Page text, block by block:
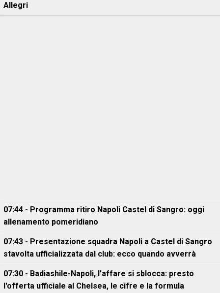
Allegri
07:44 - Programma ritiro Napoli Castel di Sangro: oggi
allenamento pomeridiano
07:43 - Presentazione squadra Napoli a Castel di Sangro
stavolta ufficializzata dal club: ecco quando avverrà
07:30 - Badiashile-Napoli, l'affare si sblocca: presto
l'offerta ufficiale al Chelsea, le cifre e la formula